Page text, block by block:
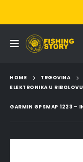
HOME
TRGOVINA
ELEKTRONIKA U RIBOLOVU
GARMIN GPSMAP 1223 –